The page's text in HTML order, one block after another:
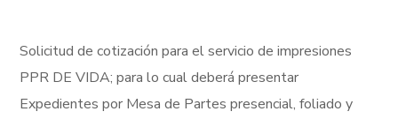
Solicitud de cotización para el servicio de impresiones
PPR DE VIDA; para lo cual deberá presentar
Expedientes por Mesa de Partes presencial, foliado y